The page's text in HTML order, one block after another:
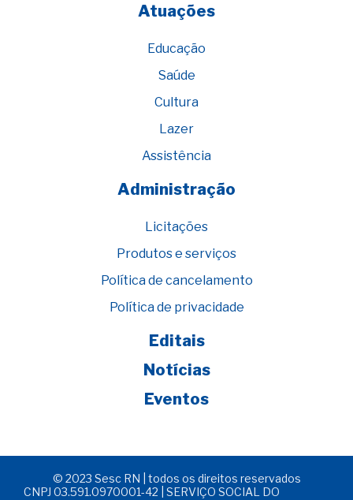
Atuações
Educação
Saúde
Cultura
Lazer
Assistência
Administração
Licitações
Produtos e serviços
Política de cancelamento
Política de privacidade
Editais
Notícias
Eventos
© 2023 Sesc RN | todos os direitos reservados
CNPJ 03.591.0970001-42 | SERVIÇO SOCIAL DO